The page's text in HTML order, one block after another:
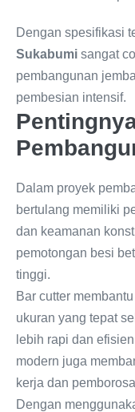
Dengan spesifikasi
Sukabumi sangat
pembangunan
pembesian intensif.
Dalam proyek
bertulang memiliki
dan keamanan
pemotongan besi
tinggi.
Bar cutter
ukuran yang tepat
lebih rapi dan
modern juga
kerja dan
Dengan